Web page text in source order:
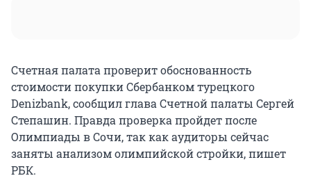
Счетная палата проверит обоснованность
стоимости покупки Сбербанком турецкого
Denizbank, сообщил глава Счетной палаты Сергей
Степашин. Правда проверка пройдет после
Олимпиады в Сочи, так как аудиторы сейчас
заняты анализом олимпийской стройки, пишет
РБК.